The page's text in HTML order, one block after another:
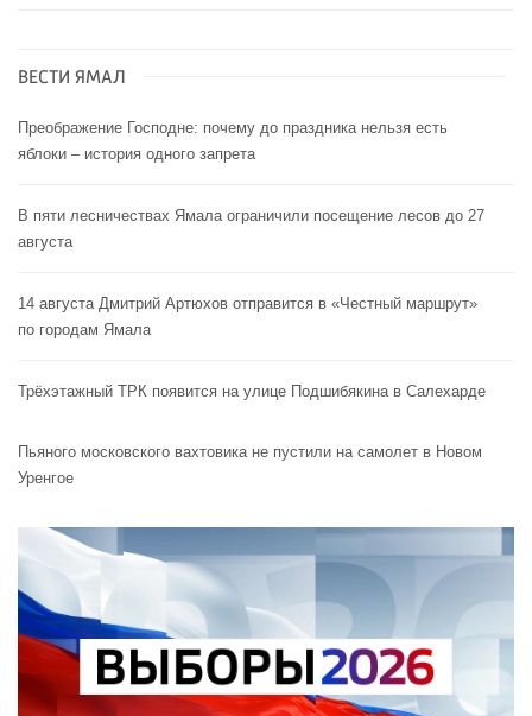
ВЕСТИ ЯМАЛ
Преображение Господне: почему до праздника нельзя есть
яблоки – история одного запрета
В пяти лесничествах Ямала ограничили посещение лесов до 27
августа
14 августа Дмитрий Артюхов отправится в «Честный маршрут»
по городам Ямала
Трёхэтажный ТРК появится на улице Подшибякина в Салехарде
Пьяного московского вахтовика не пустили на самолет в Новом
Уренгое